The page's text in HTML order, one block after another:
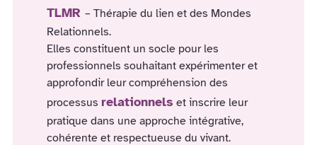
TLMR – Thérapie du lien et des Mondes
Relationnels.
Elles constituent un socle pour les
professionnels souhaitant expérimenter et
approfondir leur compréhension des
processus relationnels et inscrire leur
pratique dans une approche intégrative,
cohérente et respectueuse du vivant.